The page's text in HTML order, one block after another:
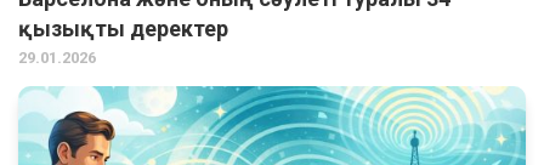
қызықты деректер
29.01.2026